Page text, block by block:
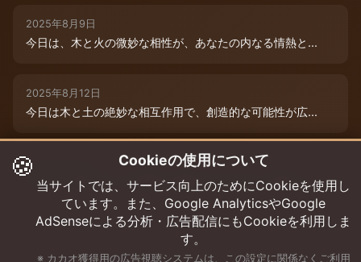
2025年8月9日
今日は、木と火の微妙な相性が、あなたの内なる情熱と...
2025年8月12日
今日は木と土の絶妙な相互作用で、創造的な可能性が広...
2025年8月12日
今日は、燃えるような情熱と成長のエネルギーに満ちた...
🍪 Cookieの使用について
当サイトでは、サービス向上のためにCookieを使用し
ています。また、Google AnalyticsやGoogle
AdSenseによる分析・広告配信にもCookieを利用しま
す。
※ カカオ獲得用の広告視聴システムは、この設定に関係なくご利用